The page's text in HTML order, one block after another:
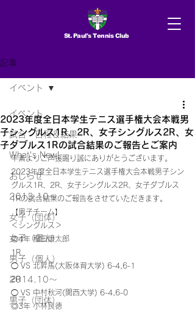
St. Paul's Tennis Club
記事
イベント
試合 日程＆結果
What's New!
おしらせ
2013.10〜
女子（団体）
女子（個人）
男子（個人）
2014.10〜
男子（団体）
イベント
2023年度全日本学生テニス選手権大会本戦男
子シングルス1R、2R、女子シングルス2R、女
子ダブルス1Rの試合結果のご報告とご案内
平素よりご声援賜り誠にありがとうございます。
2023年度全日本学生テニス選手権大会本戦男子シン
グルス1R、2R、女子シングルス2R、女子ダブルス
1Rの試合結果のご報告をさせていただきます。
【男子チーム】
＜シングルス＞
◎4年 稲田康太郎
1R
◯ VS 北昇馬(大阪体育大学) 6-4,6-1
2R
◯ VS 中村秋河(関西大学) 6-4,6-0
◎3年 小林良徳